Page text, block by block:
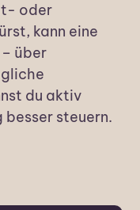
oder
kann eine
über
du aktiv
steuern.